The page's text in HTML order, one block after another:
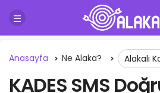
Anasayfa Ne Alaka? Alakalı
KADES SMS